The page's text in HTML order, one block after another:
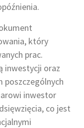
który
prac.
inwestycji oraz
poszczególnych
inwestor
co jest